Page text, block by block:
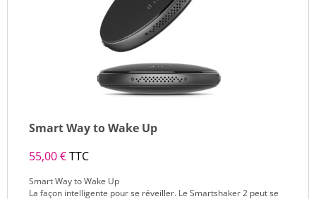
Smart Way to Wake Up
55,00 €TTC
Smart Way to Wake Up
La façon intelligente pour se réveiller. Le Smartshaker 2 peut se